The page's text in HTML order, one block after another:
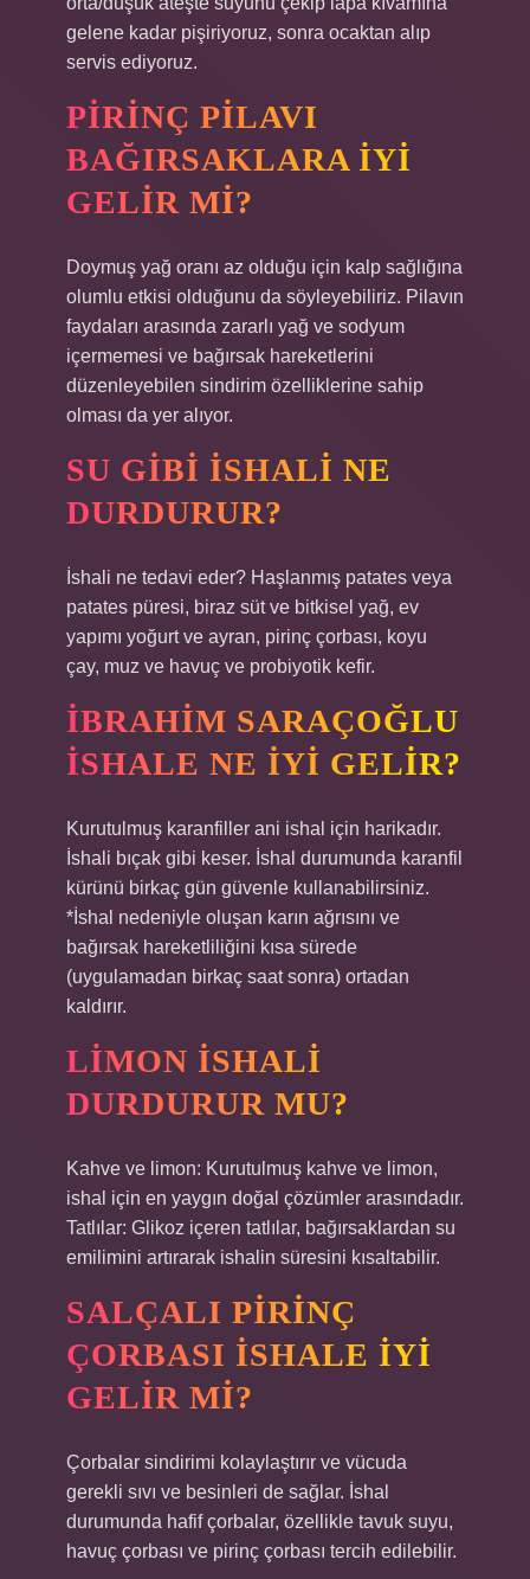
gelene kadar pişiriyoruz, sonra ocaktan alıp
servis ediyoruz.
PIRINÇ PILAVI
BAĞIRSAKLARA IYI
GELIR MI?
Doymuş yağ oranı az olduğu için kalp sağlığına
olumlu etkisi olduğunu da söyleyebiliriz. Pilavın
faydaları arasında zararlı yağ ve sodyum
içermemesi ve bağırsak hareketlerini
düzenleyebilen sindirim özelliklerine sahip
olması da yer alıyor.
SU GIBI ISHALI NE
DURDURUR?
İshali ne tedavi eder? Haşlanmış patates veya
patates püresi, biraz süt ve bitkisel yağ, ev
yapımı yoğurt ve ayran, pirinç çorbası, koyu
çay, muz ve havuç ve probiyotik kefir.
İBRAHIM SARAÇOĞLU
ISHALE NE IYI GELIR?
Kurutulmuş karanfiller ani ishal için harikadır.
İshali bıçak gibi keser. İshal durumunda karanfil
kürünü birkaç gün güvenle kullanabilirsiniz.
*İshal nedeniyle oluşan karın ağrısını ve
bağırsak hareketliliğini kısa sürede
(uygulamadan birkaç saat sonra) ortadan
kaldırır.
LIMON ISHALI
DURDURUR MU?
Kahve ve limon: Kurutulmuş kahve ve limon,
ishal için en yaygın doğal çözümler arasındadır.
Tatlılar: Glikoz içeren tatlılar, bağırsaklardan su
emilimini artırarak ishalin süresini kısaltabilir.
SALÇALI PIRINÇ
ÇORBASI ISHALE IYI
GELIR MI?
Çorbalar sindirimi kolaylaştırır ve vücuda
gerekli sıvı ve besinleri de sağlar. İshal
durumunda hafif çorbalar, özellikle tavuk suyu,
havuç çorbası ve pirinç çorbası tercih edilebilir.